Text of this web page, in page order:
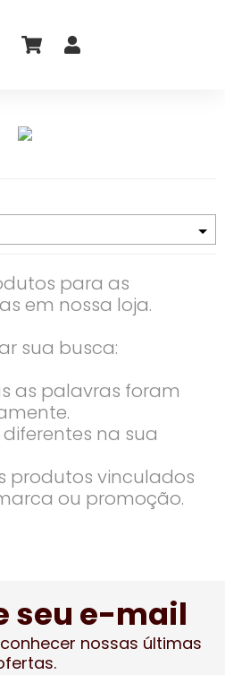
para as
em nossa loja.
sua busca:
as palavras foram
na sua
produtos vinculados
ou promoção.
seu e-mail
nossas últimas